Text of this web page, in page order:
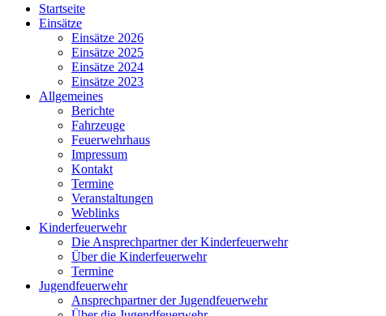
Startseite
Einsätze
Einsätze 2026
Einsätze 2025
Einsätze 2024
Einsätze 2023
Allgemeines
Berichte
Fahrzeuge
Feuerwehrhaus
Impressum
Kontakt
Termine
Veranstaltungen
Weblinks
Kinderfeuerwehr
Die Ansprechpartner der Kinderfeuerwehr
Über die Kinderfeuerwehr
Termine
Jugendfeuerwehr
Ansprechpartner der Jugendfeuerwehr